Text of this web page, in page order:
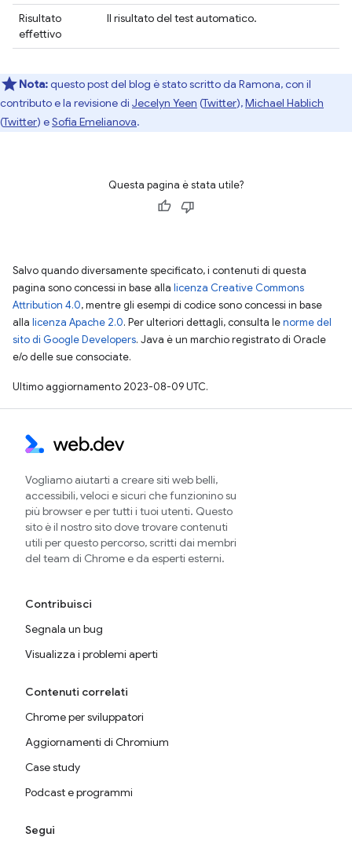
Risultato
effettivo
Il risultato del test automatico.
Nota:questo post del blog è stato scritto da Ramona, con il
contributo e la revisione di Jecelyn Yeen (Twitter),Michael Hablich
(Twitter) eSofia Emelianova.
Questa pagina è stata utile?
Salvo quando diversamente specificato, i contenuti di questa
pagina sono concessi in base alla licenza Creative Commons
Attribution 4.0, mentre gli esempi di codice sono concessi in base
alla licenza Apache 2.0. Per ulteriori dettagli, consulta lenorme del
sito di Google Developers. Java è un marchio registrato di Oracle
e/o delle sue consociate.
Ultimo aggiornamento 2023-08-09 UTC.
Vogliamo aiutarti a creare siti web belli,
accessibili, veloci e sicuri che funzionino su
più browser e per tutti i tuoi utenti. Questo
sito è il nostro sito dove trovare contenuti
utili per questo percorso, scritti dai membri
del team di Chrome e da esperti esterni.
Contribuisci
Segnala un bug
Visualizza i problemi aperti
Contenuti correlati
Chrome per sviluppatori
Aggiornamenti di Chromium
Case study
Podcast e programmi
Segui